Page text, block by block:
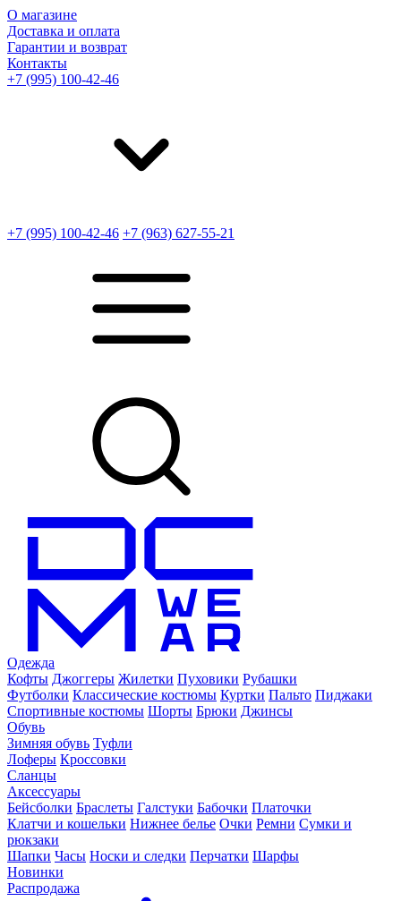
О магазине
Доставка и оплата
Гарантии и возврат
Контакты
+7 (995) 100-42-46
+7 (995) 100-42-46 +7 (963) 627-55-21
Одежда
Кофты Джоггеры Жилетки Пуховики Рубашки
Футболки Классические костюмы Куртки Пальто Пиджаки
Спортивные костюмы Шорты Брюки Джинсы
Обувь
Зимняя обувь Туфли
Лоферы Кроссовки
Сланцы
Аксессуары
Бейсболки Браслеты Галстуки Бабочки Платочки
Клатчи и кошельки Нижнее белье Очки Ремни Сумки и
рюкзаки
Шапки Часы Носки и следки Перчатки Шарфы
Новинки
Распродажа